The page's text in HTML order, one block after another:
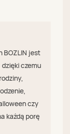
BOZLIN jest
czemu
czy
każdą porę